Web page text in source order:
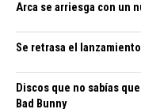
Arca se arriesga con un
Se retrasa el
Discos que no sabías
Bad Bunny